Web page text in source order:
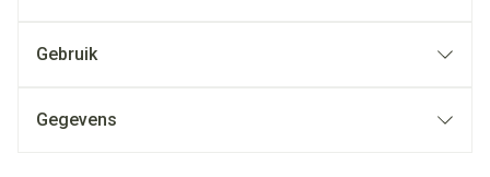
Gebruik
Gegevens